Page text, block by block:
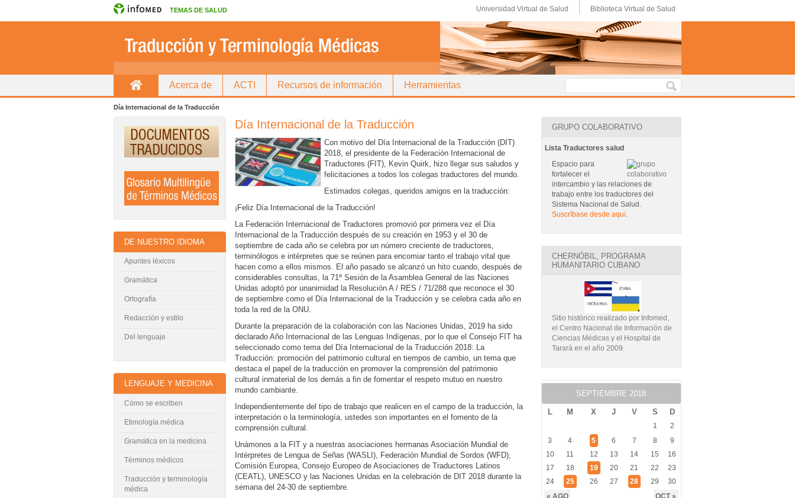
TEMAS DE SALUD Universidad Virtual de Salud Biblioteca Virtual de Salud
Acerca de ACTI Recursos de información Herramientas
Directorio de traductores
Día Internacional de la Traducción
Día Internacional de la Traducción
Con motivo del Día Internacional de la Traducción (DIT)
2018, el presidente de la Federación Internacional de
Traductores (FIT), Kevin Quirk, hizo llegar sus saludos y
felicitaciones a todos los colegas traductores del mundo.
Estimados colegas, queridos amigos en la traducción:
¡Feliz Día Internacional de la Traducción!
La Federación Internacional de Traductores promovió por primera vez el Día
Internacional de la Traducción después de su creación en 1953 y el 30 de
septiembre de cada año se celebra por un número creciente de traductores,
terminólogos e intérpretes que se reúnen para encomiar tanto el trabajo vital que
hacen como a ellos mismos. El año pasado se alcanzó un hito cuando, después de
considerables consultas, la 71ª Sesión de la Asamblea General de las Naciones
Unidas adoptó por unanimidad la Resolución A / RES / 71/288 que reconoce el 30
de septiembre como el Día Internacional de la Traducción y se celebra cada año en
toda la red de la ONU.
Durante la preparación de la colaboración con las Naciones Unidas, 2019 ha sido
declarado Año Internacional de las Lenguas Indígenas, por lo que el Consejo FIT ha
seleccionado como tema del Día Internacional de la Traducción 2018: La
Traducción: promoción del patrimonio cultural en tiempos de cambio, un tema que
destaca el papel de la traducción en promover la comprensión del patrimonio
cultural inmaterial de los demás a fin de fomentar el respeto mutuo en nuestro
mundo cambiante.
Independientemente del tipo de trabajo que realicen en el campo de la traducción, la
interpretación o la terminología, ustedes son importantes en el fomento de la
comprensión cultural.
Unámonos a la FIT y a nuestras asociaciones hermanas Asociación Mundial de
Intérpretes de Lengua de Señas (WASLI), Federación Mundial de Sordos (WFD),
Comisión Europea, Consejo Europeo de Asociaciones de Traductores Latinos
(CEATL), UNESCO y las Naciones Unidas en la celebración de DIT 2018 durante la
semana del 24-30 de septiembre.
DE NUESTRO IDIOMA
Apuntes léxicos
Gramática
Ortografía
Redacción y estilo
Del lenguaje
LENGUAJE Y MEDICINA
Cómo se escriben
Etimología médica
Gramática en la medicina
Términos médicos
Traducción y terminología
médica
GRUPO COLABORATIVO
Lista Traductores salud
Espacio para
fortalecer el
intercambio y las relaciones de
trabajo entre los traductores del
Sistema Nacional de Salud.
Suscríbase desde aquí.
CHERNÓBIL, PROGRAMA
HUMANITARIO CUBANO
Sitio histórico realizado por Infomed,
el Centro Nacional de Información de
Ciencias Médicas y el Hospital de
Tarará en el año 2009.
SEPTIEMBRE 2018
L M X J V S D
« AGO OCT »
1
2
3
4 5 6 7 8
9
10
11 12 13 14 15
16
17
18 19 20 21 22
23
24
25 26 27 28 29 30